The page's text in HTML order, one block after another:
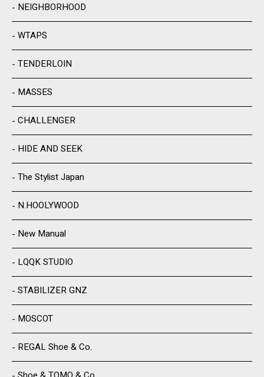
NEIGHBORHOOD
WTAPS
TENDERLOIN
MASSES
CHALLENGER
HIDE AND SEEK
The Stylist Japan
N.HOOLYWOOD
New Manual
LQQK STUDIO
STABILIZER GNZ
MOSCOT
REGAL Shoe & Co.